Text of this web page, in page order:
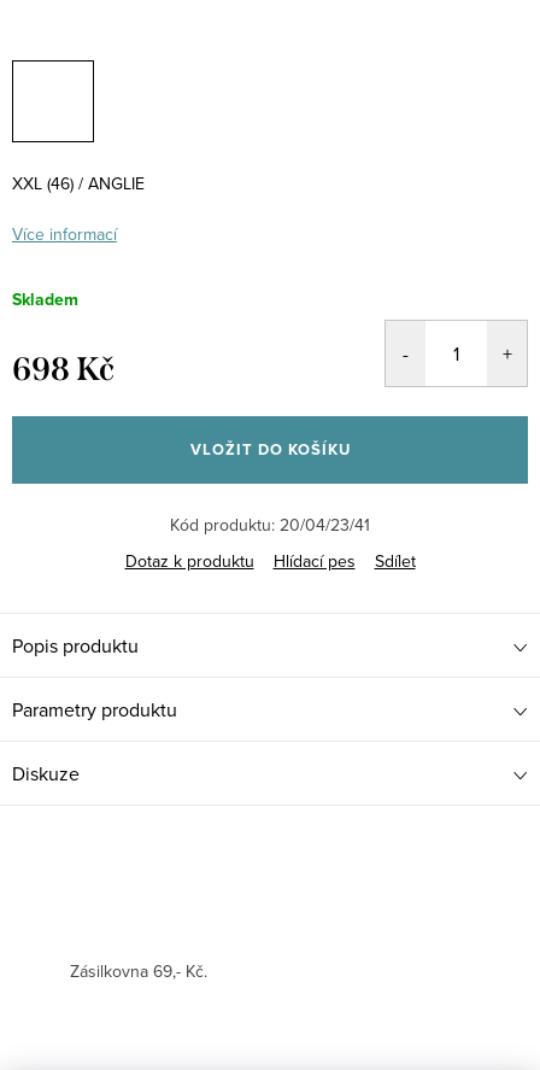
XXL (46) / ANGLIE
Více informací
Skladem
698 Kč
cena:
VLOŽIT DO KOŠÍKU
Kód produktu: 20/04/23/41
Dotaz k produktu
Hlídací pes Sdílet
Popis produktu
Parametry produktu
Diskuze
Zásilkovna 69,- Kč.